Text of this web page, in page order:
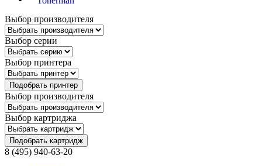
Выбор производителя
Выбор серии
Выбор принтера
Подобрать принтер
Выбор производителя
Выбор картриджа
Подобрать картридж
8 (495) 940-63-20